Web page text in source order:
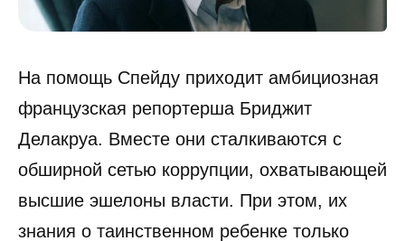
На помощь Спейду приходит амбициозная
французская репортерша Бриджит
Делакруа. Вместе они сталкиваются с
обширной сетью коррупции, охватывающей
высшие эшелоны власти. При этом, их
знания о таинственном ребенке только